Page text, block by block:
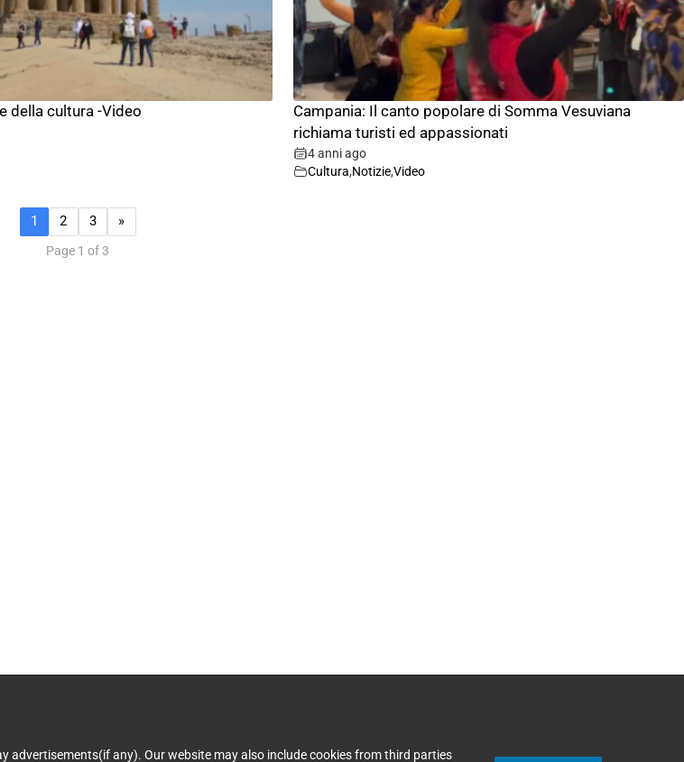
advertisements(if any). Our website may also include cookies from third parties
della cultura -Video
Campania: Il canto popolare di Somma Vesuviana
richiama turisti ed appassionati
4 anni ago
Cultura,Notizie,Video
1 2 3 »
Page 1 of 3